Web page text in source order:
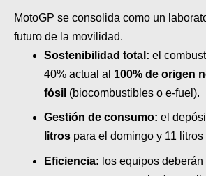
MotoGP se consolida como un
futuro de la movilidad.
Sostenibilidad total: el
40% actual al 100% de origen
fósil (biocombustibles o e-fuel).
Gestión de consumo: el
litrospara el domingo y 11 litros
Eficiencia: los equipos